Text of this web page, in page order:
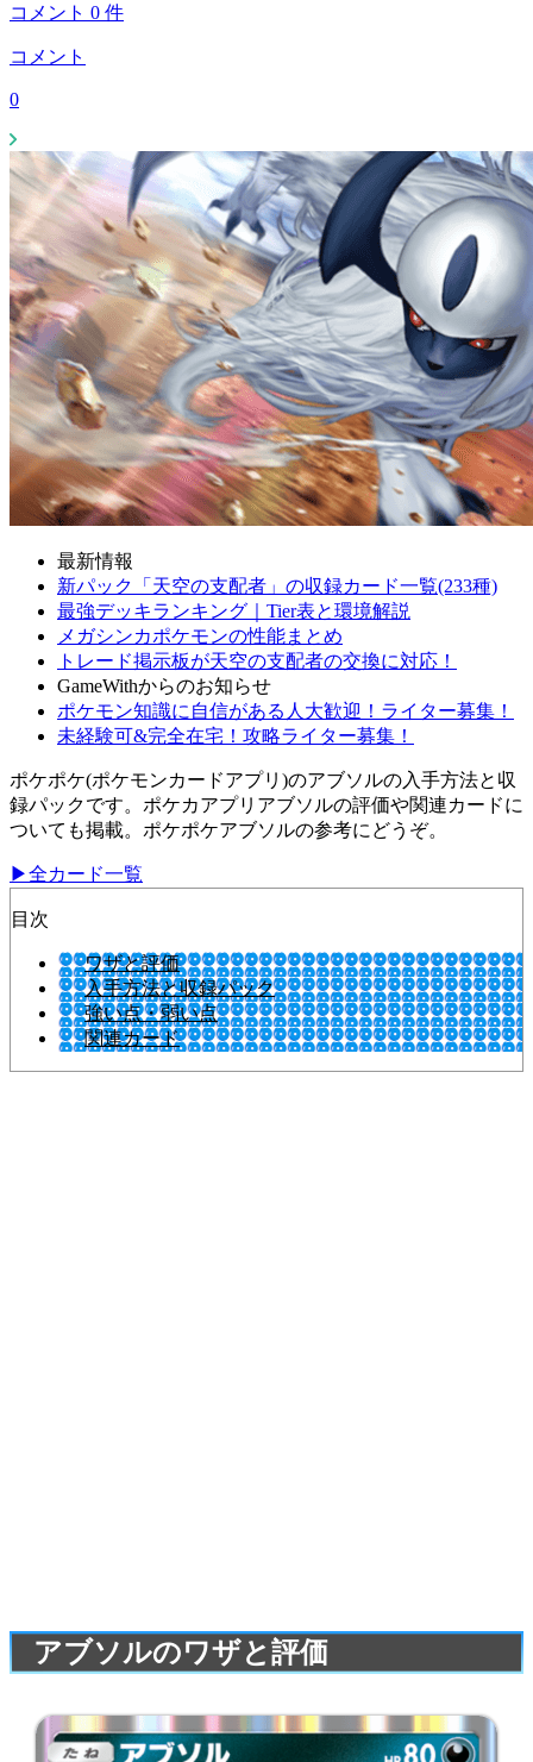
コメント 0 件
コメント
0
最新情報
新パック「天空の支配者」の収録カード一覧(233種)
最強デッキランキング｜Tier表と環境解説
メガシンカポケモンの性能まとめ
トレード掲示板が天空の支配者の交換に対応！
GameWithからのお知らせ
ポケモン知識に自信がある人大歓迎！ライター募集！
未経験可&完全在宅！攻略ライター募集！
ポケポケ(ポケモンカードアプリ)のアブソルの入手方法と収
録パックです。ポケカアプリアブソルの評価や関連カードに
ついても掲載。ポケポケアブソルの参考にどうぞ。
▶全カード一覧
目次
ワザと評価
入手方法と収録パック
強い点・弱い点
関連カード
アブソルのワザと評価